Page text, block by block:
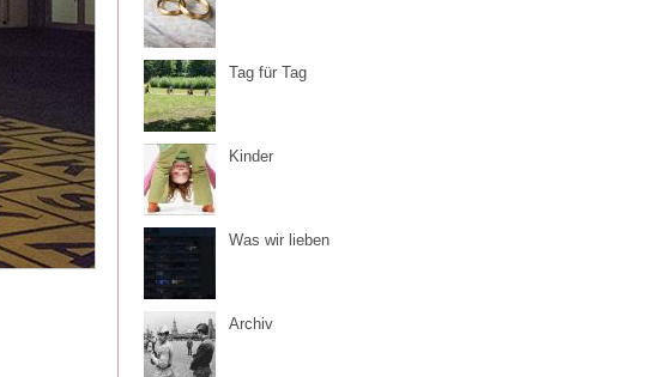
Tag für Tag
Kinder
Was wir lieben
Archiv